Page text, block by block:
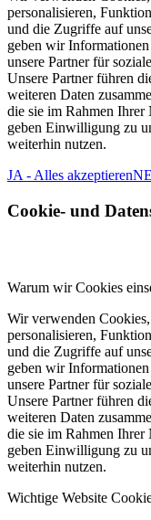
personalisieren,
und die Zugriffe auf
geben wir
unsere Partner für
Unsere Partner führen
weiteren Daten
die sie im Rahmen Ihrer
geben Einwilligung zu
weiterhin nutzen.
JA - Alles akzeptieren
Cookie- und
Warum wir Cookies
Wir verwenden
personalisieren,
und die Zugriffe auf
geben wir
unsere Partner für
Unsere Partner führen
weiteren Daten
die sie im Rahmen Ihrer
geben Einwilligung zu
weiterhin nutzen.
Wichtige Website